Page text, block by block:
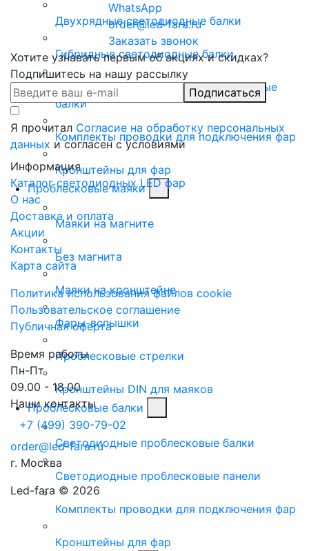
Двухрядные светодиодные балки
Гибридные светодиодные балки
Панорамные (изогнутые) светодиодные
балки
Комплекты проводки для подключения фар
Кронштейны для фар
Проблесковые маяки
Маяки на магните
Без магнита
Маяки на кронштейне
Фары-вспышки
Проблесковые стрелки
Кронштейны DIN для маяков
Проблесковые балки
Светодиодные проблесковые балки
Светодиодные проблесковые панели
Комплекты проводки для подключения фар
Кронштейны для фар
WhatsApp
order@led-fara.ru
Заказать звонок
Хотите узнавать первым об акциях и скидках?
Подпишитесь на нашу рассылку
Подписаться
Я прочитал Согласие на обработку персональных
данных и согласен с условиями
Информация
Каталог светодиодных LED фар
О нас
Доставка и оплата
Акции
Контакты
Карта сайта
Политика использования файлов cookie
Пользовательское соглашение
Публичная оферта
Время работы
Пн-Пт
09.00 - 18.00
Наши контакты
+7 (499) 390-79-02
order@led-fara.ru
г. Москва
Led-fara © 2026